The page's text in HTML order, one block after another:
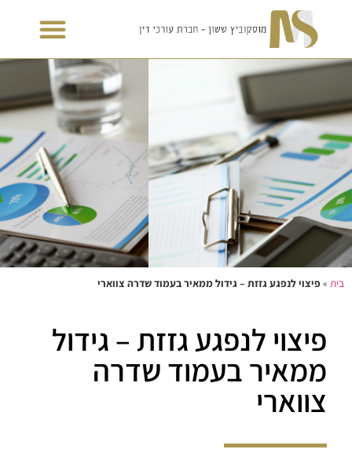
בית » פיצוי לנפגע גזזת – גידול ממאיר בעמוד שדרה צווארי
פיצוי לנפגע גזזת – גידול
ממאיר בעמוד שדרה
צווארי